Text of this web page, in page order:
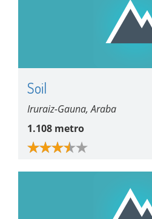
Soil
Iruraiz-Gauna, Araba
1.108 metro